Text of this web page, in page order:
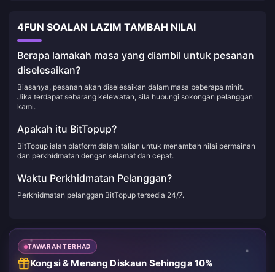
4FUN SOALAN LAZIM TAMBAH NILAI
Berapa lamakah masa yang diambil untuk pesanan
diselesaikan?
Biasanya, pesanan akan diselesaikan dalam masa beberapa minit.
Jika terdapat sebarang kelewatan, sila hubungi sokongan pelanggan
kami.
Apakah itu BitTopup?
BitTopup ialah platform dalam talian untuk menambah nilai permainan
dan perkhidmatan dengan selamat dan cepat.
Waktu Perkhidmatan Pelanggan?
Perkhidmatan pelanggan BitTopup tersedia 24/7.
TAWARAN TERHAD
Kongsi & Menang Diskaun Sehingga 10%